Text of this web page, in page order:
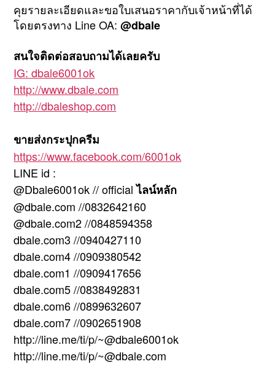
คุยรายละเอียดและขอใบเสนอราคากับเจ้าหน้าที่ได้
โดยตรงทาง Line OA:@dbale
สนใจติดต่อสอบถามได้เลยครับ
IG: dbale6001ok
http://www.dbale.com
http://dbaleshop.com
ขายส่งกระปุกครีม
https://www.facebook.com/6001ok
LINE id :
@Dbale6001ok // officialไลน์หลัก
@dbale.com //0832642160
@dbale.com2 //0848594358
dbale.com3 //0940427110
dbale.com4 //0909380542
dbale.com1 //0909417656
dbale.com5 //0838492831
dbale.com6 //0899632607
dbale.com7 //0902651908
http://line.me/ti/p/~@dbale6001ok
http://line.me/ti/p/~@dbale.com